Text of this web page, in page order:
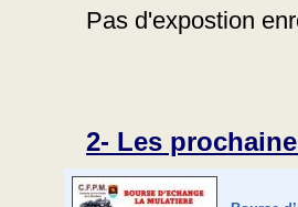
Pas d'expostion
2- Les